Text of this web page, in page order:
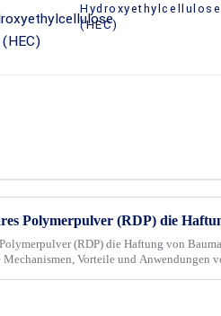
Hydroxyethylcellulose
(HEC)
(RDP) die Haftung von
Vorteile und Anwendungen